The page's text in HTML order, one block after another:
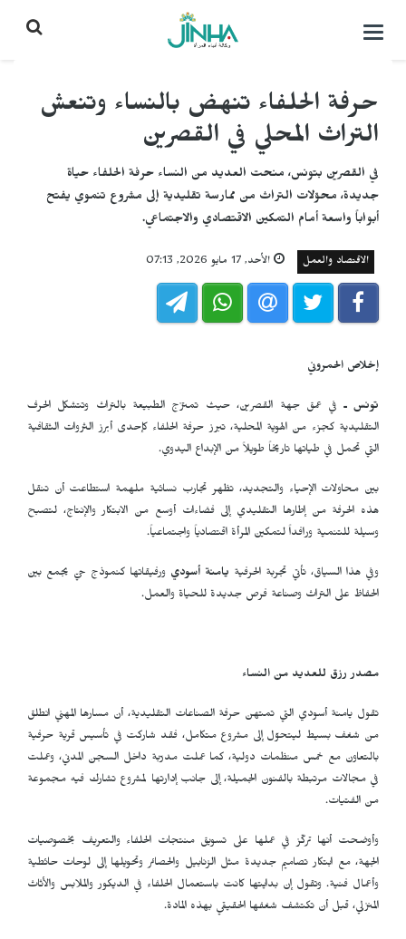
التحكم
حرفة الحلفاء تنهض بالنساء وتنعش
التراث المحلي في القصرين
في القصرين بتونس، منحت العديد من النساء حرفة الحلفاء حياة
جديدة، محوّلات التراث من ممارسة تقليدية إلى مشروع تنموي يفتح
أبواباً واسعة أمام التمكين الاقتصادي والاجتماعي.
الاقتصاد والعمل الأحد, 17 مايو 2026, 07:13
إخلاص الحمروني
تونس ـ في عمق جهة القصرين، حيث تمتزج الطبيعة بالتراث وتتشكل الحرف
التقليدية كجزء من الهوية المحلية، تبرز حرفة الحلفاء كإحدى أبرز الثروات الثقافية
التي تحمل في طياتها تاريخاً طويلاً من الإبداع اليدوي.
بين محاولات الإحياء والتجديد، تظهر تجارب نسائية ملهمة استطاعت أن تنقل
هذه الحرفة من إطارها التقليدي إلى فضاءات أوسع من الابتكار والإنتاج، لتصبح
وسيلة للتنمية ورافداً لتمكين المرأة اقتصادياً واجتماعياً.
وفي هذا السياق، تأتي تجربة الحرفية يامنة أسودي ورفيقاتها كنموذج حيّ يجمع بين
الحفاظ على التراث وصناعة فرص جديدة للحياة والعمل.
مصدر رزق للعديد من النساء
تقول يامنة أسودي التي تمتهن حرفة الصناعات التقليدية، أن مسارها المهني انطلق
من شغف بسيط ليتحوّل إلى مشروع متكامل، فقد شاركت في تأسيس قرية حرفية
بالتعاون مع خمس منظمات دولية، كما عملت مدرّبة داخل السجن المدني، وعملت
في مجالات مرتبطة بالفنون الجميلة، إلى جانب إدارتها لمشروع تشارك فيه مجموعة
من الفتيات.
وأوضحت أنها تركّز في عملها على تسويق منتجات الحلفاء والتعريف بخصوصيات
الجهة، مع ابتكار تصاميم جديدة مثل الزنابيل والحصائر وتحويلها إلى لوحات حائطية
وأعمال فنية. وتقول إن بدايتها كانت باستعمال الحلفاء في الديكور والملابس والأثاث
المنزلي، قبل أن تكتشف شغفها الحقيقي بهذه المادة.